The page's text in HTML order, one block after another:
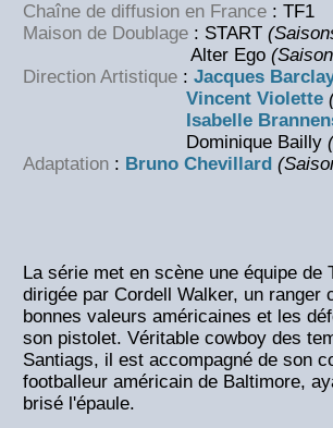
Chaîne de diffusion en France : TF1
Maison de Doublage : START
Alter Ego
Direction Artistique : Jacques
Vincent Violette
Isabelle
Dominique Bailly
Adaptation : Bruno Chevillard
La série met en scène une équipe
dirigée par Cordell Walker, un
bonnes valeurs américaines et les
son pistolet. Véritable cowboy des
Santiags, il est accompagné de son
footballeur américain de Baltimore,
brisé l'épaule.